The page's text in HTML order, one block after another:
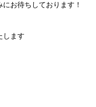
お待ちしております！
します